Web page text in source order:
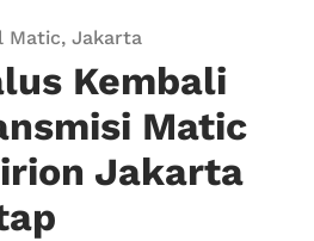
Matic, Jakarta
Kembali
Matic
Jakarta